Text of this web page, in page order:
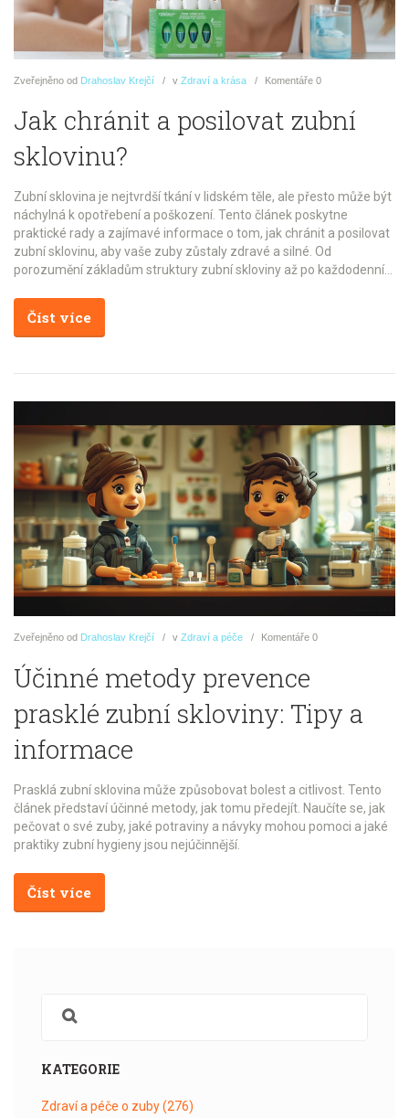
Zveřejněno od Drahoslav Krejčí v Zdraví a krása Komentáře 0
Jak chránit a posilovat zubní
sklovinu?
Zubní sklovina je nejtvrdší tkání v lidském těle, ale přesto může být
náchylná k opotřebení a poškození. Tento článek poskytne
praktické rady a zajímavé informace o tom, jak chránit a posilovat
zubní sklovinu, aby vaše zuby zůstaly zdravé a silné. Od
porozumění základům struktury zubní skloviny až po každodenní
Číst více
Zveřejněno od Drahoslav Krejčí v Zdraví a péče Komentáře 0
Účinné metody prevence
prasklé zubní skloviny: Tipy a
informace
Prasklá zubní sklovina může způsobovat bolest a citlivost. Tento
článek představí účinné metody, jak tomu předejít. Naučíte se, jak
pečovat o své zuby, jaké potraviny a návyky mohou pomoci a jaké
praktiky zubní hygieny jsou nejúčinnější.
Číst více
KATEGORIE
Zdraví a péče o zuby(276)